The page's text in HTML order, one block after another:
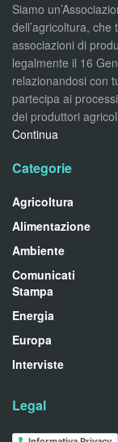
Siamo
dell’agricoltura,
associazioni di
legalmente il 16
relazionandosi con
partecipa ai
dei produttori
Continua
Categorie
Agricoltura
Alimentazione
Ambiente
Comunicati
Stampa
Energia
Europa
Interviste
Legal